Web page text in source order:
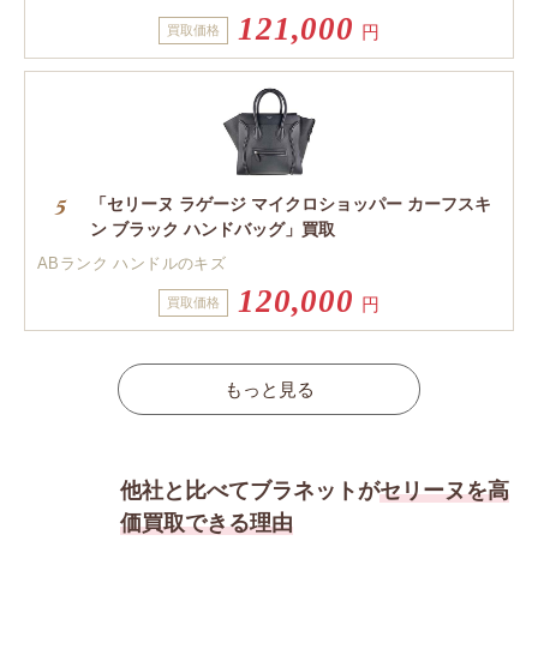
買取価格 121,000 円
「セリーヌ ラゲージ マイクロショッパー カーフスキ
ン ブラック ハンドバッグ」買取
ABランク ハンドルのキズ
買取価格 120,000 円
他社と比べてブラネットがセリーヌを高
価買取できる理由